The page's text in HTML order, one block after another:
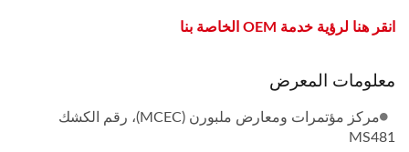
انقر هنا لرؤية خدمة OEM الخاصة بنا
معلومات المعرض
مركز مؤتمرات ومعارض ملبورن (MCEC)، رقم الكشك
MS481